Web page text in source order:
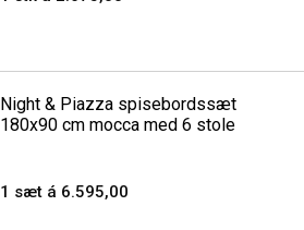
Night & Piazza spisebordssæt
180x90 cm mocca med 6 stole
1 sæt á 6.595,00